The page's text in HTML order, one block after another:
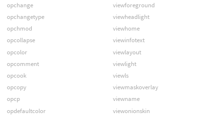
opchange
opchangetype
opchmod
opcollapse
opcolor
opcomment
opcook
opcopy
opcp
opdefaultcolor
viewforeground
viewheadlight
viewhome
viewinfotext
viewlayout
viewlight
viewls
viewmaskoverlay
viewname
viewonionskin